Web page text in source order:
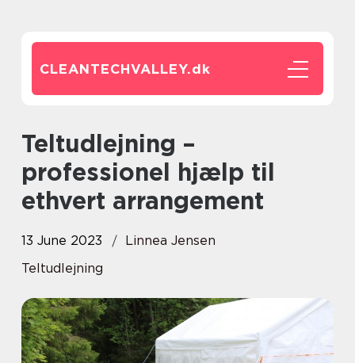
CLEANTECHVALLEY.dk
Teltudlejning –
professionel hjælp til
ethvert arrangement
13 June 2023
Linnea Jensen
Teltudlejning